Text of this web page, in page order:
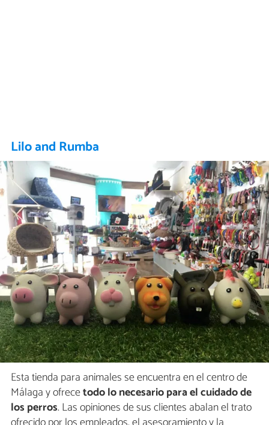
Lilo and Rumba
Esta tienda para animales se encuentra en el centro de
Málaga y ofrecetodo lo necesario para el cuidado de
los perros. Las opiniones de sus clientes abalan el trato